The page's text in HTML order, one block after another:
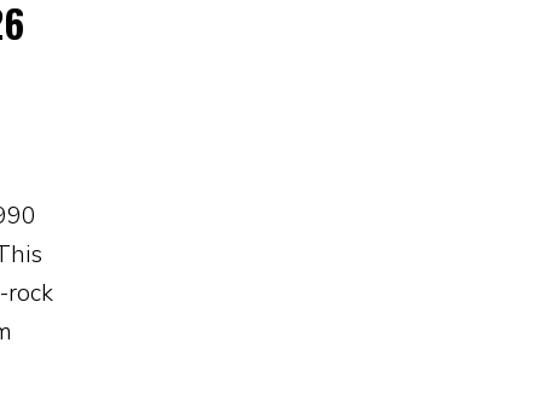
rock